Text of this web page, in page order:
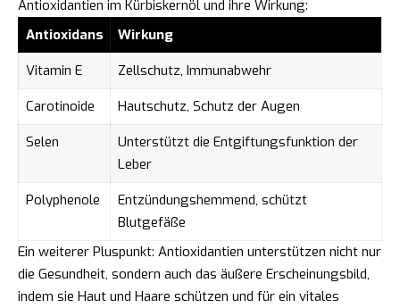
Antioxidantien im Kürbiskernöl und ihre Wirkung:
Antioxidans
Wirkung
Vitamin E
Zellschutz, Immunabwehr
Carotinoide
Hautschutz, Schutz der Augen
Selen
Unterstützt die Entgiftungsfunktion der
Leber
Polyphenole
Entzündungshemmend, schützt
Blutgefäße
Ein weiterer Pluspunkt: Antioxidantien unterstützen nicht nur
die Gesundheit, sondern auch das äußere Erscheinungsbild,
indem sie Haut und Haare schützen und für ein vitales